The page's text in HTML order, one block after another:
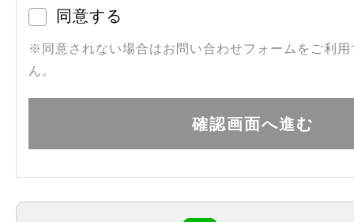
同意する
※同意されない場合はお問い合わせフォームをご利
ん。